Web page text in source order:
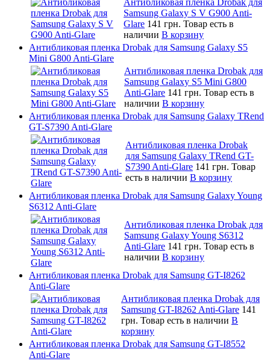
Samsung Galaxy S V G900 Anti-
Glare 141 грн. Товар есть в
наличии В корзину
Антибликовая пленка Drobak для Samsung Galaxy S5
Mini G800 Anti-Glare
Антибликовая пленка Drobak для
Samsung Galaxy S5 Mini G800
Anti-Glare 141 грн. Товар есть в
наличии В корзину
Антибликовая пленка Drobak для Samsung Galaxy TRend
GT-S7390 Anti-Glare
Антибликовая пленка Drobak
для Samsung Galaxy TRend GT-
S7390 Anti-Glare 141 грн. Товар
есть в наличии В корзину
Антибликовая пленка Drobak для Samsung Galaxy Young
S6312 Anti-Glare
Антибликовая пленка Drobak для
Samsung Galaxy Young S6312
Anti-Glare 141 грн. Товар есть в
наличии В корзину
Антибликовая пленка Drobak для Samsung GT-I8262
Anti-Glare
Антибликовая пленка Drobak для
Samsung GT-I8262 Anti-Glare 141
грн. Товар есть в наличии В
корзину
Антибликовая пленка Drobak для Samsung GT-I8552
Anti-Glare